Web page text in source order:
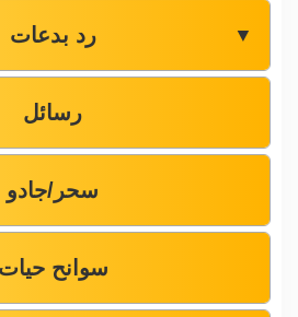
رد بدعات ▼
رسائل
سحر/جادو
سوانح حیات